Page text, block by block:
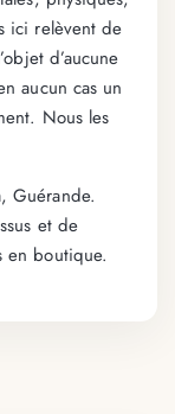
ici relèvent de
d’aucune
aucun cas un
Nous les
Guérande.
et de
en boutique.